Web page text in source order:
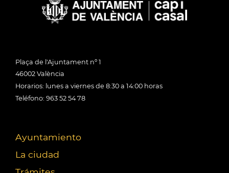
Plaça de l'Ajuntament nº 1
46002 València
Horarios: lunes a viernes de 8:30 a 14:00 horas
Teléfono: 963 52 54 78
Ayuntamiento
La ciudad